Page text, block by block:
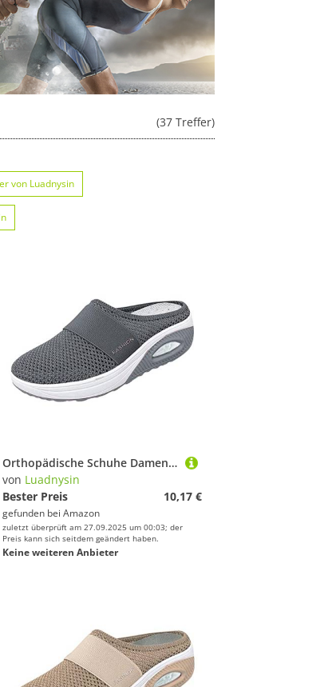
(37 Treffer)
von Luadnysin
Orthopädische Schuhe Damen Air Cushion Diabetiker Schuhe Mit Luftkissen Lässige Slip On Walkingschuhe Sandalen Wmshoes Nettjade Joggingschuhe Laufschuhe Sportschuhe Turnschuhe Sneaker Damen
von Luadnysin
Bester Preis
10,17 €
gefunden bei Amazon
zuletzt überprüft am 27.09.2025 um 00:03; der
Preis kann sich seitdem geändert haben.
Keine weiteren Anbieter